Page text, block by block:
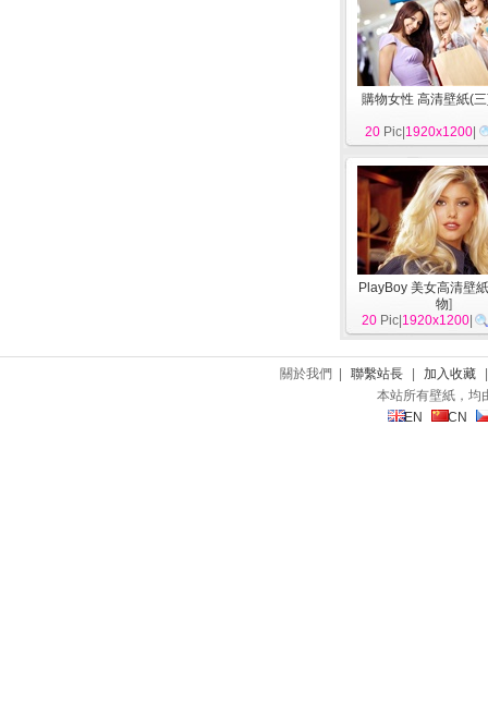
購物女性 高清壁紙(
20 Pic| 1920x1200
PlayBoy 美女高清壁
物]
20 Pic| 1920x1200
關於我們 | 聯繫站長 加入收藏
本站所有壁紙，均
EN
CN